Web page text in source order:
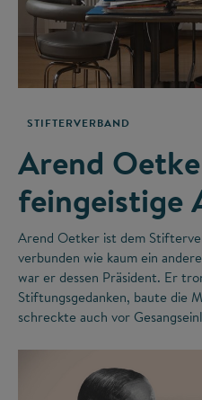
STIFTERVERBAND
Arend
feingeistige
Arend Oetker ist dem
verbunden wie kaum ein
war er dessen Präsident. Er
Stiftungsgedanken, baute die
schreckte auch vor